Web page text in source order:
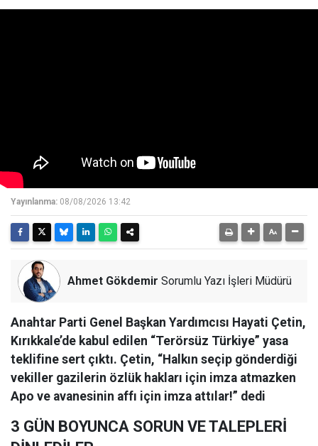
Yayınlanma: 08/08/2026 13:42
Ahmet Gökdemir Sorumlu Yazı İşleri Müdürü
Anahtar Parti Genel Başkan Yardımcısı Hayati Çetin,
Kırıkkale’de kabul edilen “Terörsüz Türkiye” yasa
teklifine sert çıktı. Çetin, “Halkın seçip gönderdiği
vekiller gazilerin özlük hakları için imza atmazken
Apo ve avanesinin affı için imza attılar!” dedi
3 GÜN BOYUNCA SORUN VE TALEPLERİ